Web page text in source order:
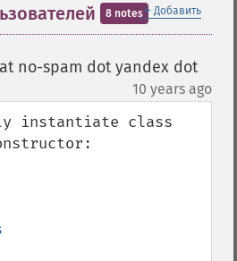
＋ Добавить
8 notes
no-spam dot yandex dot
10 years ago
instantiate class